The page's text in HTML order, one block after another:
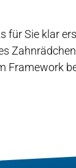
für Sie klar
Framework